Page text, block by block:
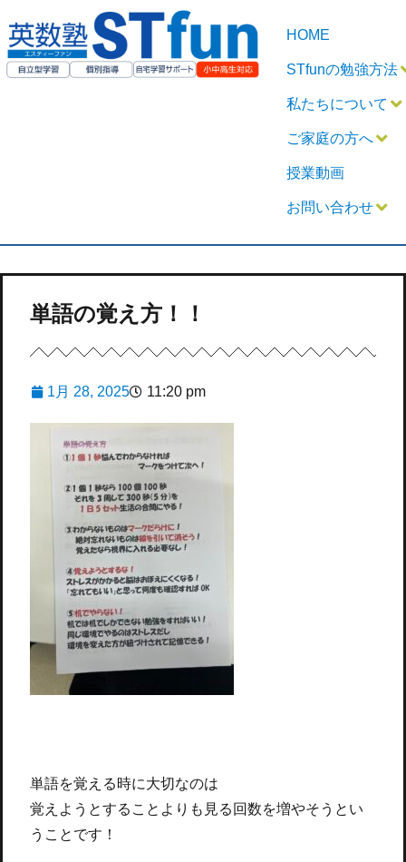
HOME
STfunの勉強方法
私たちについて
ご家庭の方へ
授業動画
お問い合わせ
単語の覚え方！！
1月 28, 2025 11:20 pm
単語を覚える時に大切なのは
覚えようとすることよりも見る回数を増やそうとい
うことです！